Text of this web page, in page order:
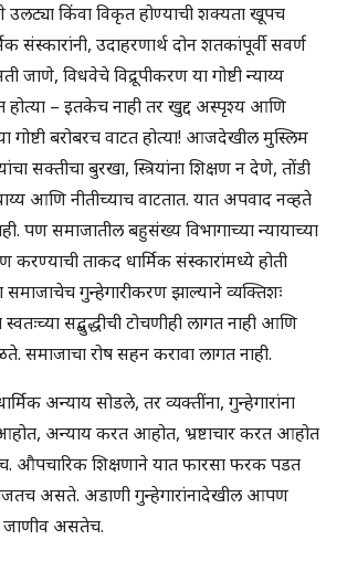
उलट्या किंवा विकृत होण्याची शक्यता खूपच
संस्कारांनी, उदाहरणार्थ दोन शतकांपूर्वी सवर्ण
जाणे, विधवेचे विद्रूपीकरण या गोष्टी न्याय्य
होत्या – इतकेच नाही तर खुद्द अस्पृश्य आणि
गोष्टी बरोबरच वाटत होत्या! आजदेखील मुस्लिम
सक्तीचा बुरखा, स्त्रियांना शिक्षण न देणे, तोंडी
आणि नीतीच्याच वाटतात. यात अपवाद नव्हते
पण समाजातील बहुसंख्य विभागाच्या न्यायाच्या
ताकद धार्मिक संस्कारांमध्ये होती
गुन्हेगारीकरण झाल्याने व्यक्तिशः
सद्बुद्धीची टोचणीही लागत नाही आणि
समाजाचा रोष सहन करावा लागत नाही.
अन्याय सोडले, तर व्यक्तींना, गुन्हेगारांना
अन्याय करत आहोत, भ्रष्टाचार करत आहोत
औपचारिक शिक्षणाने यात फारसा फरक पडत
असते. अडाणी गुन्हेगारांनादेखील आपण
जाणीव असतेच.